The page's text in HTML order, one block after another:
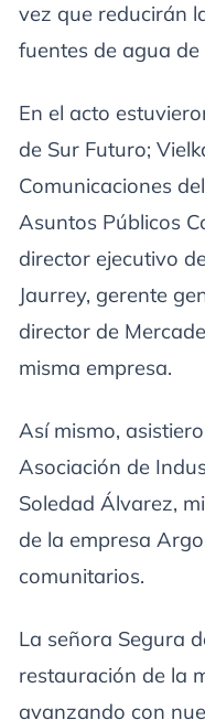
vez que reducirán
fuentes de agua
En el acto
de Sur Futuro;
Comunicaciones
Asuntos Públicos
director ejecutivo
Jaurrey, gerente
director de
misma empresa.
Así mismo,
Asociación de
Soledad Álvarez,
de la empresa
comunitarios.
La señora Segura
restauración de la
avanzando con